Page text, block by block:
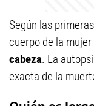
Según las
cuerpo de la
cabeza. La
exacta de la